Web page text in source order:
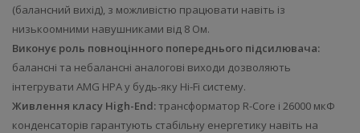
(балансний вихід), з можливістю працювати навіть із
низькоомними навушниками від 8 Ом.
Виконує роль повноцінного попереднього підсилювача:
балансні та небалансні аналогові виходи дозволяють
інтегрувати AMG HPA у будь-яку Hi-Fi систему.
Живлення класу High-End:трансформатор R-Core і 26000 мкФ
конденсаторів гарантують стабільну енергетику навіть на